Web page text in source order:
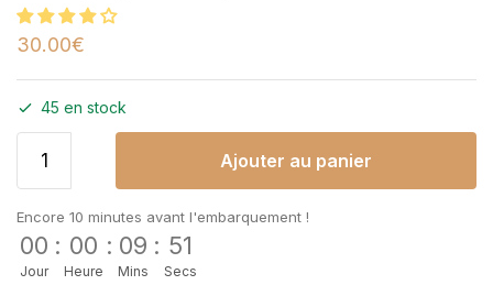
30.00€
45 en stock
Ajouter au panier
Encore 10 minutes avant l'embarquement !
00
Jour
: 00
Heure
: 09
Mins
: 51
Secs